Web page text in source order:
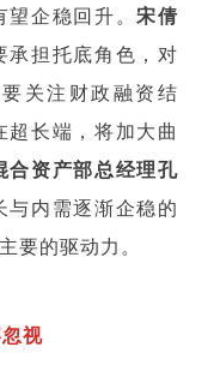
望企稳回升。宋倩
承担托底角色，对
关注财政融资结
长端，将加大曲
合资产部总经理孔
与内需逐渐企稳的
要的驱动力。
视